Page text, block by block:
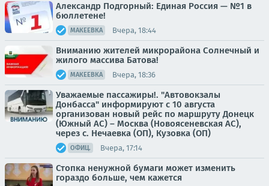
Александр Подгорный: Единая Россия — №1 в
бюллетене!
МАКЕЕВКА Вчера, 18:44
Вниманию жителей микрорайона Солнечный и
жилого массива Батова!
МАКЕЕВКА Вчера, 18:36
Уважаемые пассажиры!. "Автовокзалы
Донбасса" информируют с 10 августа
организован новый рейс по маршруту Донецк
(Южный АС) – Москва (Новоясеневская АС),
через с. Нечаевка (ОП), Кузовка (ОП)
ОФИЦ. Вчера, 17:14
Стопка ненужной бумаги может изменить
гораздо больше, чем кажется